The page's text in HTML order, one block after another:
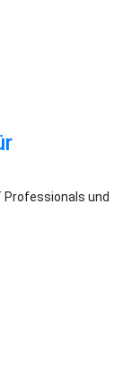
Professionals und